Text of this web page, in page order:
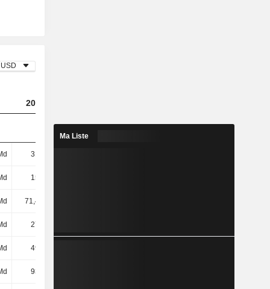
USD
2023
316 Md
154 Md
71,44 Md
273 Md
498 Md
939 Md
Ma Liste